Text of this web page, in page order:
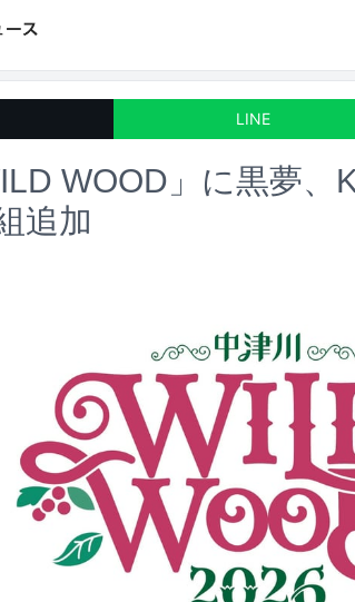
LINE
WOOD」に黒夢、
追加